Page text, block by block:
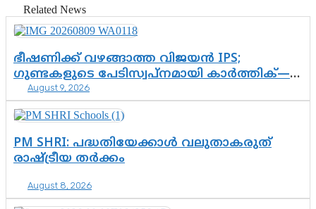
Related News
ഭീഷണിക്ക് വഴങ്ങാത്ത വിജയൻ IPS;
ഗുണ്ടകളുടെ പേടിസ്വപ്നമായി കാർത്തിക്—
ചെന്നിത്തലയുടെ ‘പവർ ഹോം’
ഓപ്പറേഷനിൽ ആയങ്കി കുടുങ്ങി!
August 9, 2026
PM SHRI: പദ്ധതിയേക്കാൾ വലുതാകരുത്
രാഷ്ട്രീയ തർക്കം
August 8, 2026